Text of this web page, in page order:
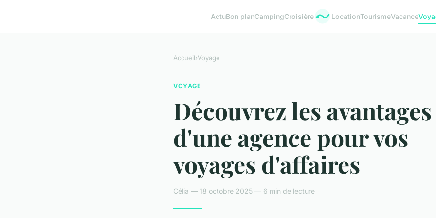
ActuBon planCampingCroisière LocationTourismeVacance
Accueil›Voyage
VOYAGE
Découvrez les avantages
d'une agence pour vos
voyages d'affaires
Célia — 18 octobre 2025 — 6 min de lecture